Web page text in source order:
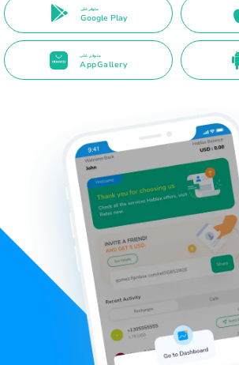
متوفر على
Google Play
متوفر على
AppGallery